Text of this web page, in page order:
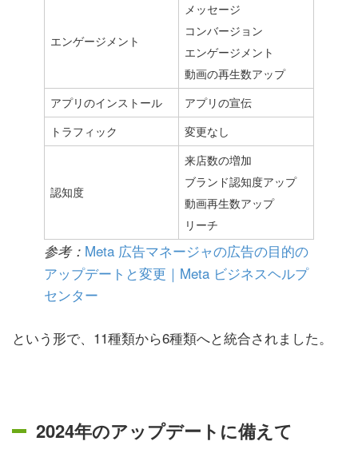
エンゲージメント
メッセージ
コンバージョン
エンゲージメント
動画の再生数アップ
アプリのインストール
アプリの宣伝
トラフィック
変更なし
認知度
来店数の増加
ブランド認知度アップ
動画再生数アップ
リーチ
参考： Meta 広告マネージャの広告の目的の
アップデートと変更｜Meta ビジネスヘルプ
センター
という形で、11種類から6種類へと統合されました。
2024年のアップデートに備えて